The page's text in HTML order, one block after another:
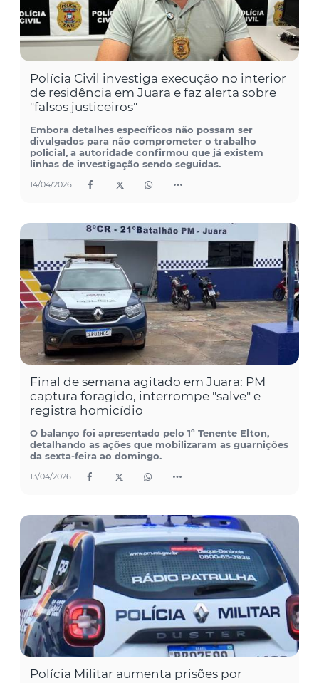
Polícia Civil investiga execução no interior
de residência em Juara e faz alerta sobre
"falsos justiceiros"
Embora detalhes específicos não possam ser
divulgados para não comprometer o trabalho
policial, a autoridade confirmou que já existem
linhas de investigação sendo seguidas.
14/04/2026
Final de semana agitado em Juara: PM
captura foragido, interrompe "salve" e
registra homicídio
O balanço foi apresentado pelo 1º Tenente Elton,
detalhando as ações que mobilizaram as guarnições
da sexta-feira ao domingo.
13/04/2026
Polícia Militar aumenta prisões por